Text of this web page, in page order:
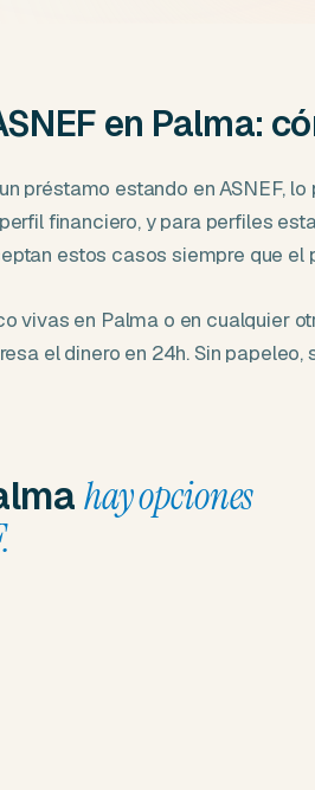
en Palma:
préstamo estando en ASNEF,
financiero, y para perfiles
estos casos siempre que el
vivas en Palma o en cualquier
el dinero en 24h. Sin papeleo,
hay opciones